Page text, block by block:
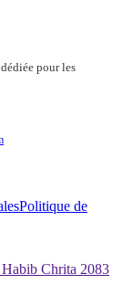
pour les
Politique de
Chrita 2083